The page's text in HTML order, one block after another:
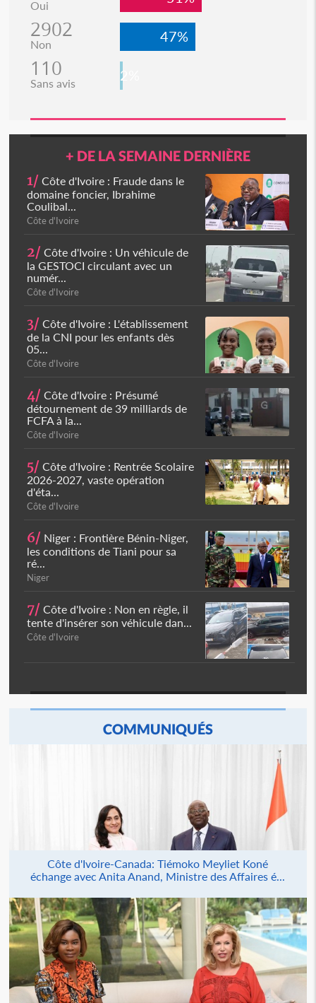
Oui
2902
Non 47%
110
Sans avis 2%
+ DE LA SEMAINE DERNIÈRE
1/ Côte d'Ivoire : Fraude dans le
domaine foncier, Ibrahime
Coulibal...
Côte d'Ivoire
2/ Côte d'Ivoire : Un véhicule de
la GESTOCI circulant avec un
numér...
Côte d'Ivoire
3/ Côte d'Ivoire : L'établissement
de la CNI pour les enfants dès
05...
Côte d'Ivoire
4/ Côte d'Ivoire : Présumé
détournement de 39 milliards de
FCFA à la...
Côte d'Ivoire
5/ Côte d'Ivoire : Rentrée Scolaire
2026-2027, vaste opération
d'éta...
Côte d'Ivoire
6/ Niger : Frontière Bénin-Niger,
les conditions de Tiani pour sa
ré...
Niger
7/ Côte d'Ivoire : Non en règle, il
tente d'insérer son véhicule dan...
Côte d'Ivoire
COMMUNIQUÉS
Côte d'Ivoire-Canada: Tiémoko Meyliet Koné
échange avec Anita Anand, Ministre des Affaires é...